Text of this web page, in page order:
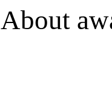
About